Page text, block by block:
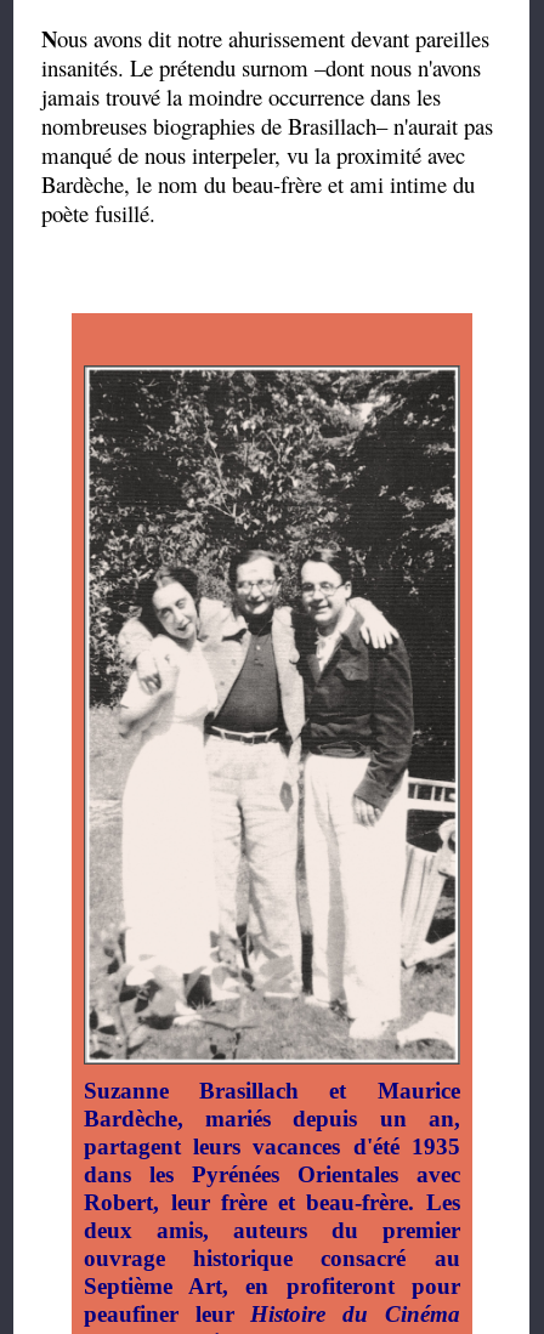
Nous avons dit notre ahurissement devant pareilles
insanités. Le prétendu surnom –dont nous n'avons
jamais trouvé la moindre occurrence dans les
nombreuses biographies de Brasillach– n'aurait pas
manqué de nous interpeler, vu la proximité avec
Bardèche, le nom du beau-frère et ami intime du
poète fusillé.
Suzanne Brasillach et Maurice
Bardèche, mariés depuis un an,
partagent leurs vacances d'été 1935
dans les Pyrénées Orientales avec
Robert, leur frère et beau-frère. Les
deux amis, auteurs du premier
ouvrage historique consacré au
Septième Art, en profiteront pour
peaufiner leurHistoire du Cinéma